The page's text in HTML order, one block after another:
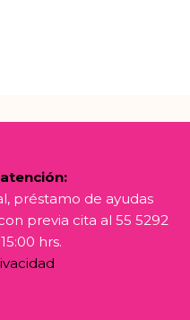
préstamo de ayudas
previa cita al 55 5292
hrs.